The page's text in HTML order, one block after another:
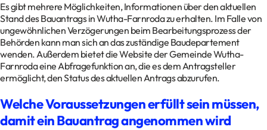
Es gibt mehrere Möglichkeiten, Informationen über den aktuellen
Stand des Bauantrags in Wutha-Farnroda zu erhalten. Im Falle von
ungewöhnlichen Verzögerungen beim Bearbeitungsprozess der
Behörden kann man sich an das zuständige Baudepartement
wenden. Außerdem bietet die Website der Gemeinde Wutha-
Farnroda eine Abfragefunktion an, die es dem Antragsteller
ermöglicht, den Status des aktuellen Antrags abzurufen.
Welche Voraussetzungen erfüllt sein müssen,
damit ein Bauantrag angenommen wird